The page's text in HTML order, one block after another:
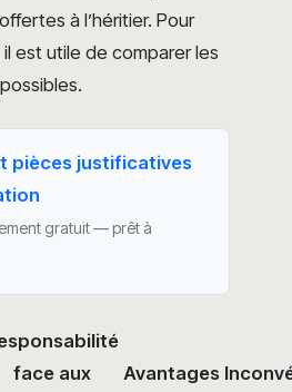
à l’héritier. Pour
est utile de comparer les
pièces justificatives
gratuit — prêt à
face aux
Avantages